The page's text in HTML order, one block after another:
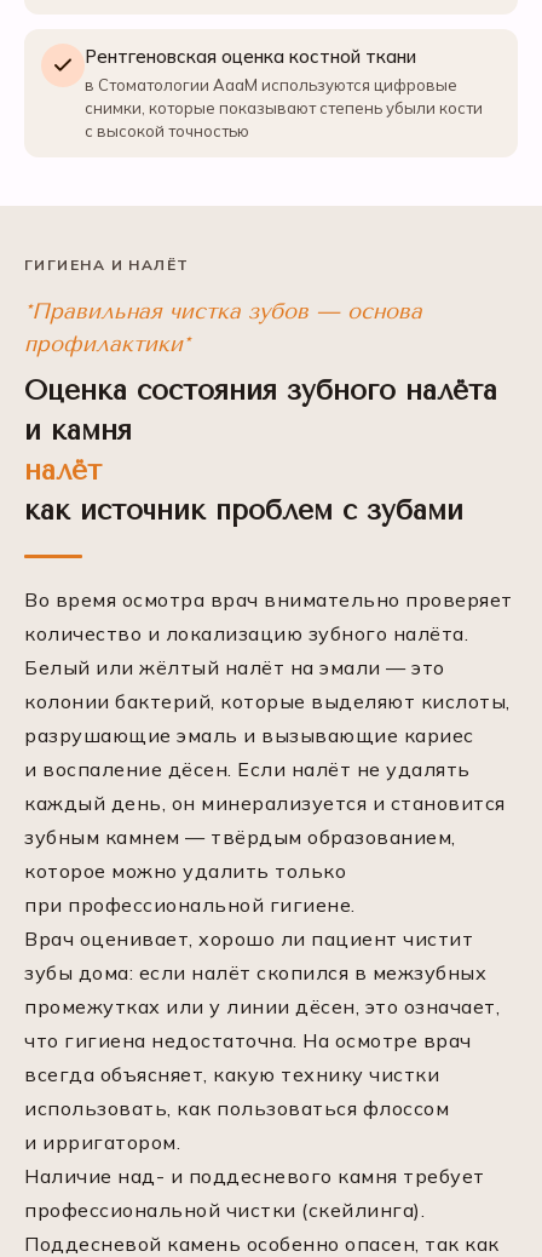
Рентгеновская оценка костной ткани
в Стоматологии АааМ используются цифровые
снимки, которые показывают степень убыли кости
с высокой точностью
ГИГИЕНА И НАЛЁТ
*Правильная чистка зубов — основа
профилактики*
Оценка состояния зубного налёта
и камня
налёт
как источник проблем с зубами
Во время осмотра врач внимательно проверяет
количество и локализацию зубного налёта.
Белый или жёлтый налёт на эмали — это
колонии бактерий, которые выделяют кислоты,
разрушающие эмаль и вызывающие кариес
и воспаление дёсен. Если налёт не удалять
каждый день, он минерализуется и становится
зубным камнем — твёрдым образованием,
которое можно удалить только
при профессиональной гигиене.
Врач оценивает, хорошо ли пациент чистит
зубы дома: если налёт скопился в межзубных
промежутках или у линии дёсен, это означает,
что гигиена недостаточна. На осмотре врач
всегда объясняет, какую технику чистки
использовать, как пользоваться флоссом
и ирригатором.
Наличие над- и поддесневого камня требует
профессиональной чистки (скейлинга).
Поддесневой камень особенно опасен, так как